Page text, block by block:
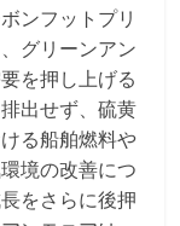
ンフットプリ
グリーンアン
を押し上げる
出せず、硫黄
る船舶燃料や
境の改善につ
をさらに後押